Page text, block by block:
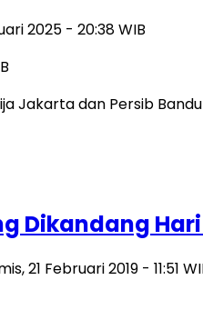
2025 - 20:38 WIB
Jakarta dan Persib
Dikandang
21 Februari 2019 - 11:51